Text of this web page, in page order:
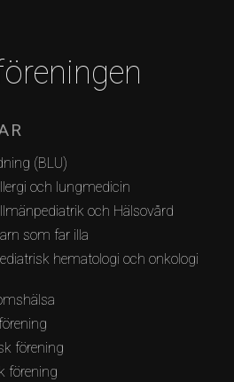
(BLU)
och lungmedicin
och Hälsovård
som far illa
hematologi och onkologi
förening
förening